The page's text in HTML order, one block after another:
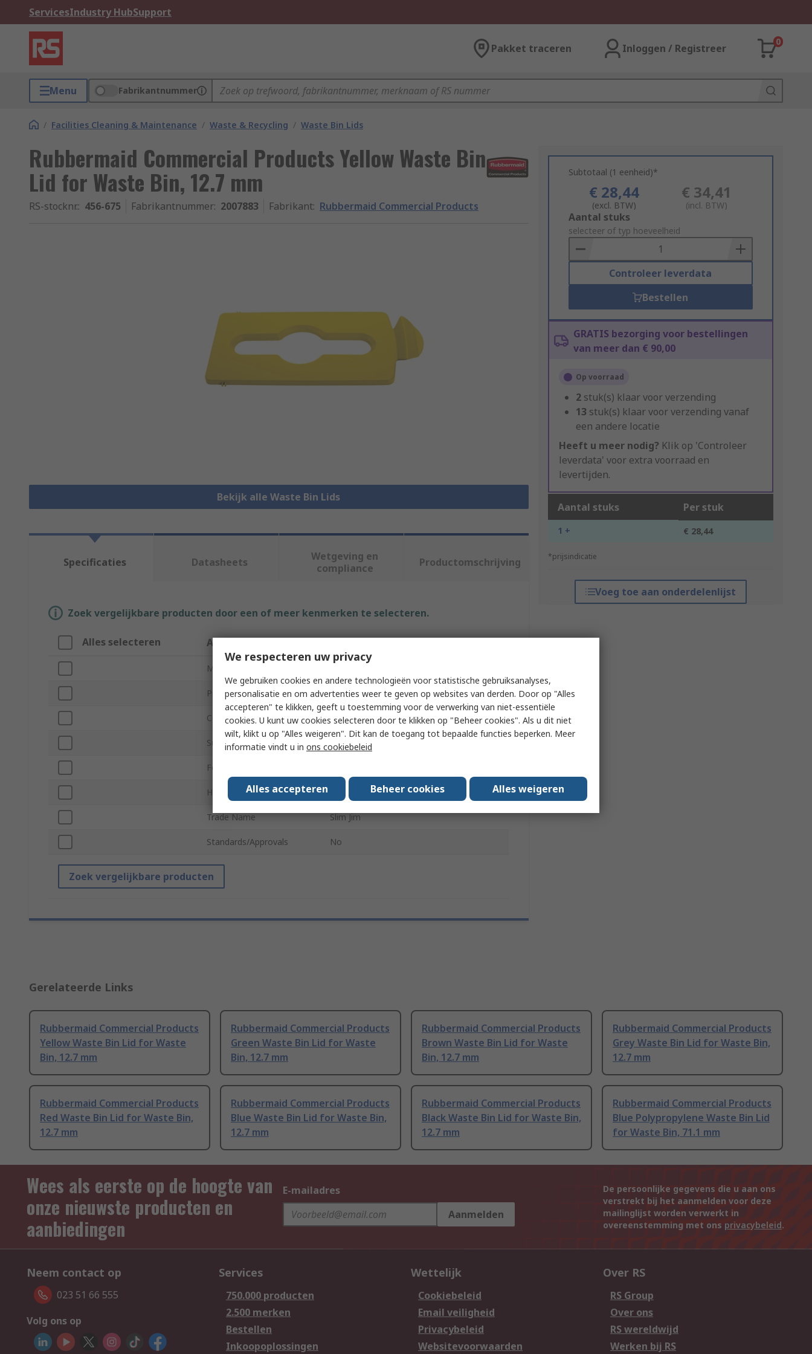
ServicesIndustry HubSupport
Pakket traceren Inloggen / Registreer
0
Menu Fabrikantnummer
/ Facilities Cleaning & Maintenance / Waste & Recycling / Waste Bin Lids
Rubbermaid Commercial Products Yellow Waste Bin
Lid for Waste Bin, 12.7 mm
RS-stocknr.: 456-675 Fabrikantnummer: 2007883 Fabrikant: Rubbermaid Commercial Products
Bekijk alle Waste Bin Lids
Subtotaal (1 eenheid)*
€ 28,44
(excl. BTW)
€ 34,41
(incl. BTW)
Add
to
Basket
Aantal stuks
selecteer of typ hoeveelheid
Controleer leverdata
Bestellen
GRATIS bezorging voor bestellingen
van meer dan € 90,00
Op voorraad
2 stuk(s) klaar voor verzending
13 stuk(s) klaar voor verzending vanaf
een andere locatie
Heeft u meer nodig? Klik op 'Controleer
leverdata' voor extra voorraad en
levertijden.
Aantal stuks Per stuk
1 + € 28,44
*prijsindicatie
Voeg toe aan onderdelenlijst
Specificaties Datasheets
Wetgeving en
compliance
Productomschrijving
Zoek vergelijkbare producten door een of meer kenmerken te selecteren.
Alles selecteren Attribuut
Merk
Product Type Waste Bin Lid
Colour Yellow
Sub Type Mixed Recycling Lid Insert
For Use With
Height
Trade Name Slim Jim
Standards/Approvals No
Zoek vergelijkbare producten
Gerelateerde Links
Rubbermaid Commercial Products
Yellow Waste Bin Lid for Waste
Bin, 12.7 mm
Rubbermaid Commercial Products
Green Waste Bin Lid for Waste
Bin, 12.7 mm
Rubbermaid Commercial Products
Brown Waste Bin Lid for Waste
Bin, 12.7 mm
Rubbermaid Commercial Products
Grey Waste Bin Lid for Waste Bin,
12.7 mm
Rubbermaid Commercial Products
Red Waste Bin Lid for Waste Bin,
12.7 mm
Rubbermaid Commercial Products
Blue Waste Bin Lid for Waste Bin,
12.7 mm
Rubbermaid Commercial Products
Black Waste Bin Lid for Waste Bin,
12.7 mm
Rubbermaid Commercial Products
Blue Polypropylene Waste Bin Lid
for Waste Bin, 71.1 mm
Wees als eerste op de hoogte van
onze nieuwste producten en
aanbiedingen
E-mailadres
Aanmelden
De persoonlijke gegevens die u aan ons
verstrekt bij het aanmelden voor deze
mailinglijst worden verwerkt in
overeenstemming met ons privacybeleid.
Neem contact op
023 51 66 555
Volg ons op
Services
750.000 producten
2.500 merken
Bestellen
Inkoopoplossingen
Wettelijk
Cookiebeleid
Email veiligheid
Privacybeleid
Websitevoorwaarden
Over RS
RS Group
Over ons
RS wereldwijd
Werken bij RS
We respecteren uw privacy
We gebruiken cookies en andere technologieën voor statistische gebruiksanalyses,
personalisatie en om advertenties weer te geven op websites van derden. Door op "Alles
accepteren" te klikken, geeft u toestemming voor de verwerking van niet-essentiële
cookies. U kunt uw cookies selecteren door te klikken op "Beheer cookies". Als u dit niet
wilt, klikt u op "Alles weigeren". Dit kan de toegang tot bepaalde functies beperken. Meer
informatie vindt u in ons cookiebeleid
Alles accepteren Beheer cookies Alles weigeren